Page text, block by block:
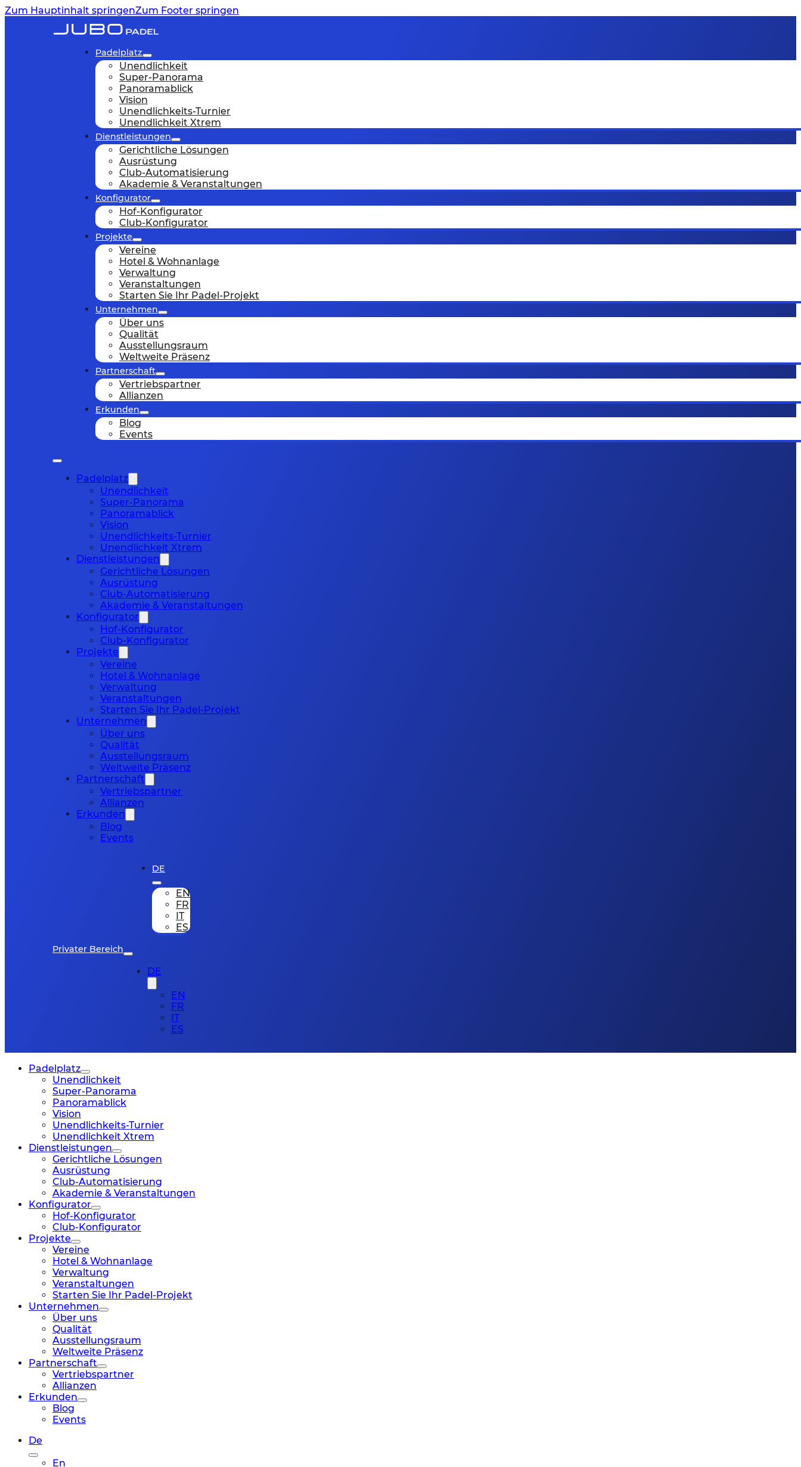
Zum Hauptinhalt springenZum Footer springen
Padelplatz
Unendlichkeit
Super-Panorama
Panoramablick
Vision
Unendlichkeits-Turnier
Unendlichkeit Xtrem
Dienstleistungen
Gerichtliche Lösungen
Ausrüstung
Club-Automatisierung
Akademie & Veranstaltungen
Konfigurator
Hof-Konfigurator
Club-Konfigurator
Projekte
Vereine
Hotel & Wohnanlage
Verwaltung
Veranstaltungen
Starten Sie Ihr Padel-Projekt
Unternehmen
Über uns
Qualität
Ausstellungsraum
Weltweite Präsenz
Partnerschaft
Vertriebspartner
Allianzen
Erkunden
Blog
Events
Padelplatz
Unendlichkeit
Super-Panorama
Panoramablick
Vision
Unendlichkeits-Turnier
Unendlichkeit Xtrem
Dienstleistungen
Gerichtliche Lösungen
Ausrüstung
Club-Automatisierung
Akademie & Veranstaltungen
Konfigurator
Hof-Konfigurator
Club-Konfigurator
Projekte
Vereine
Hotel & Wohnanlage
Verwaltung
Veranstaltungen
Starten Sie Ihr Padel-Projekt
Unternehmen
Über uns
Qualität
Ausstellungsraum
Weltweite Präsenz
Partnerschaft
Vertriebspartner
Allianzen
Erkunden
Blog
Events
Privater Bereich
DE
EN
FR
IT
ES
DE
EN
FR
IT
ES
Padelplatz
Unendlichkeit
Super-Panorama
Panoramablick
Vision
Unendlichkeits-Turnier
Unendlichkeit Xtrem
Dienstleistungen
Gerichtliche Lösungen
Ausrüstung
Club-Automatisierung
Akademie & Veranstaltungen
Konfigurator
Hof-Konfigurator
Club-Konfigurator
Projekte
Vereine
Hotel & Wohnanlage
Verwaltung
Veranstaltungen
Starten Sie Ihr Padel-Projekt
Unternehmen
Über uns
Qualität
Ausstellungsraum
Weltweite Präsenz
Partnerschaft
Vertriebspartner
Allianzen
Erkunden
Blog
Events
De
En